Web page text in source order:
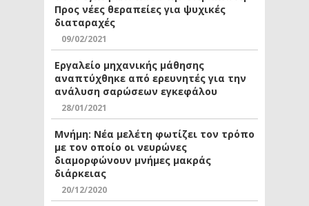
Προς νέες θεραπείες για ψυχικές
διαταραχές
09/02/2021
Εργαλείο μηχανικής μάθησης
αναπτύχθηκε από ερευνητές για την
ανάλυση σαρώσεων εγκεφάλου
28/01/2021
Μνήμη: Νέα μελέτη φωτίζει τον τρόπο
με τον οποίο οι νευρώνες
διαμορφώνουν μνήμες μακράς
διάρκειας
20/12/2020